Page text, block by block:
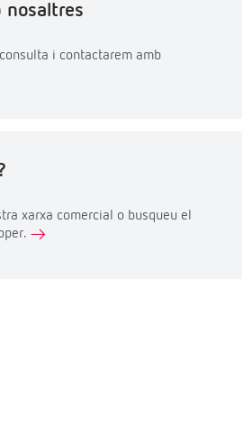
nosaltres
i contactarem amb
xarxa comercial o busqueu el